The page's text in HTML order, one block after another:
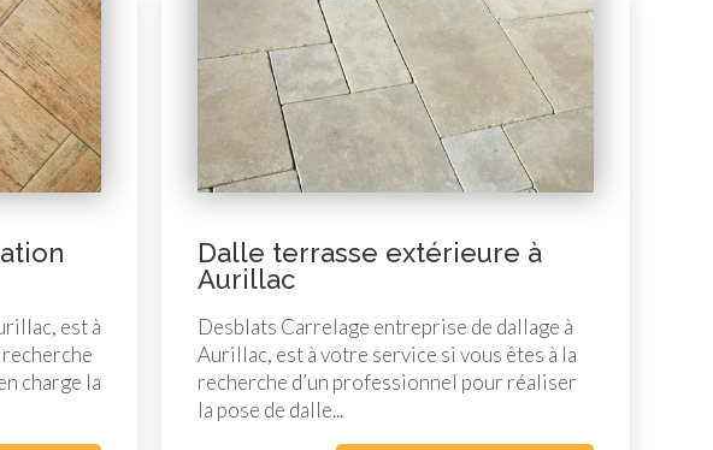
est à
charge la
Dalle terrasse extérieure à
Aurillac
Desblats Carrelage entreprise de dallage à
Aurillac, est à votre service si vous êtes à la
recherche d’un professionnel pour réaliser
la pose de dalle...